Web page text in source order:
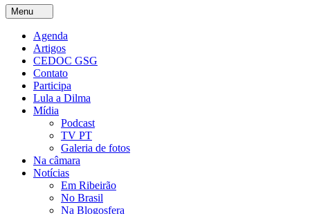
Menu
Agenda
Artigos
CEDOC GSG
Contato
Participa
Lula a Dilma
Mídia
Podcast
TV PT
Galeria de fotos
Na câmara
Notícias
Em Ribeirão
No Brasil
Na Blogosfera